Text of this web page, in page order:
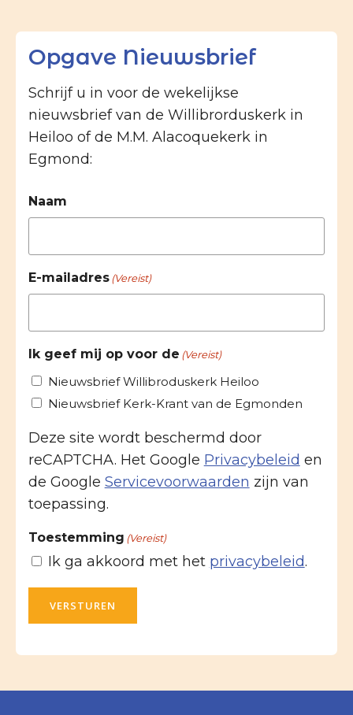
Opgave Nieuwsbrief
Schrijf u in voor de wekelijkse
nieuwsbrief van de Willibrorduskerk in
Heiloo of de M.M. Alacoquekerk in
Egmond:
Naam
E-mailadres (Vereist)
Ik geef mij op voor de (Vereist)
Nieuwsbrief Willibroduskerk Heiloo
Nieuwsbrief Kerk-Krant van de Egmonden
Deze site wordt beschermd door
reCAPTCHA. Het Google Privacybeleid en
de Google Servicevoorwaarden zijn van
toepassing.
Toestemming (Vereist)
Ik ga akkoord met het privacybeleid.
VERSTUREN